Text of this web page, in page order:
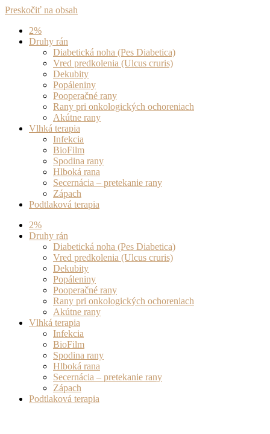
Preskočiť na obsah
2%
Druhy rán
Diabetická noha (Pes Diabetica)
Vred predkolenia (Ulcus cruris)
Dekubity
Popáleniny
Pooperačné rany
Rany pri onkologických ochoreniach
Akútne rany
Vlhká terapia
Infekcia
BioFilm
Spodina rany
Hlboká rana
Secernácia – pretekanie rany
Zápach
Podtlaková terapia
2%
Druhy rán
Diabetická noha (Pes Diabetica)
Vred predkolenia (Ulcus cruris)
Dekubity
Popáleniny
Pooperačné rany
Rany pri onkologických ochoreniach
Akútne rany
Vlhká terapia
Infekcia
BioFilm
Spodina rany
Hlboká rana
Secernácia – pretekanie rany
Zápach
Podtlaková terapia